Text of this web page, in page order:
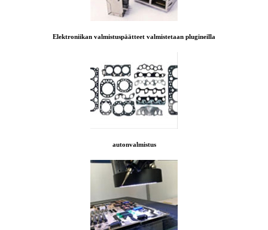
Elektroniikan valmistuspäätteet valmistetaan plugineilla
autonvalmistus